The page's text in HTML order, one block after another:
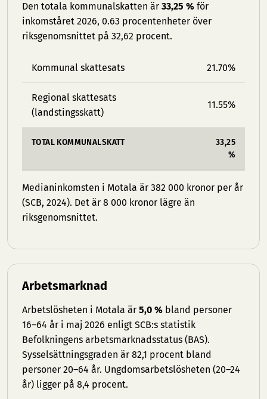
Den totala kommunalskatten är 33,25 % för
inkomståret 2026, 0.63 procentenheter över
riksgenomsnittet på 32,62 procent.
Kommunal skattesats 21.70%
Regional skattesats
(landstingsskatt)
11.55%
TOTAL KOMMUNALSKATT
33,25
%
Medianinkomsten i Motala är 382 000 kronor per år
(SCB, 2024). Det är 8 000 kronor lägre än
riksgenomsnittet.
Arbetsmarknad
Arbetslösheten i Motala är 5,0 % bland personer
16–64 år i maj 2026 enligt SCB:s statistik
Befolkningens arbetsmarknadsstatus (BAS).
Sysselsättningsgraden är 82,1 procent bland
personer 20–64 år. Ungdomsarbetslösheten (20–24
år) ligger på 8,4 procent.